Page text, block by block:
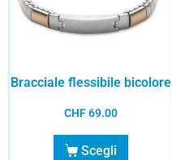
Bracciale flessibile bicolore
CHF69.00
Scegli